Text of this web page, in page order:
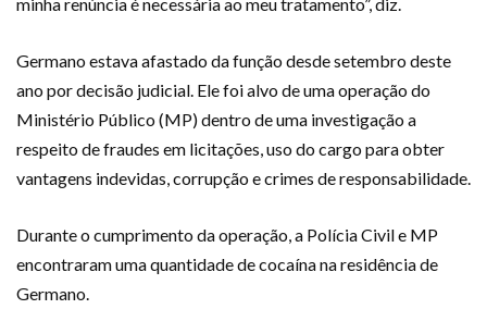
Germano estava afastado da função desde setembro deste
ano por decisão judicial. Ele foi alvo de uma operação do
Ministério Público (MP) dentro de uma investigação a
respeito de fraudes em licitações, uso do cargo para obter
vantagens indevidas, corrupção e crimes de responsabilidade.
Durante o cumprimento da operação, a Polícia Civil e MP
encontraram uma quantidade de cocaína na residência de
Germano.